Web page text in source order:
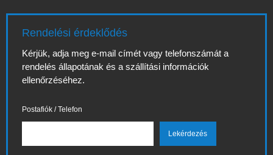
Rendelési érdeklődés
Kérjük, adja meg e-mail címét vagy telefonszámát a
rendelés állapotának és a szállítási információk
ellenőrzéséhez.
Postafiók / Telefon